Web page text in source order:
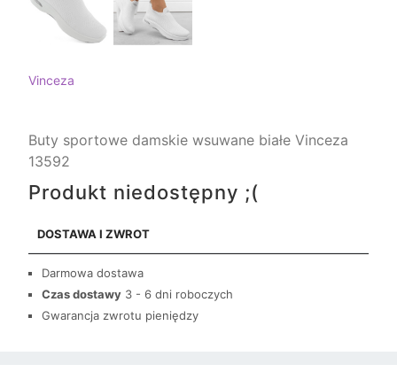
Vinceza
Buty sportowe damskie wsuwane białe Vinceza
13592
Produkt niedostępny ;(
DOSTAWA I ZWROT
Darmowa dostawa
Czas dostawy 3 - 6 dni roboczych
Gwarancja zwrotu pieniędzy